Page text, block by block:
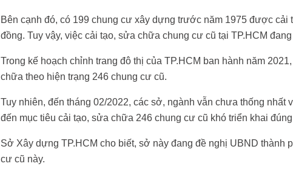
Bên cạnh đó, có 199 chung cư xây dựng trước năm 1975 được
đồng. Tuy vậy, việc cải tạo, sửa chữa chung cư cũ tại TP.HCM
Trong kế hoạch chỉnh trang đô thị của TP.HCM ban hành năm
chữa theo hiện trạng 246 chung cư cũ.
Tuy nhiên, đến tháng 02/2022, các sở, ngành vẫn chưa thống
đến mục tiêu cải tạo, sửa chữa 246 chung cư cũ khó triển khai
Sở Xây dựng TP.HCM cho biết, sở này đang đề nghị UBND thành
cư cũ này.